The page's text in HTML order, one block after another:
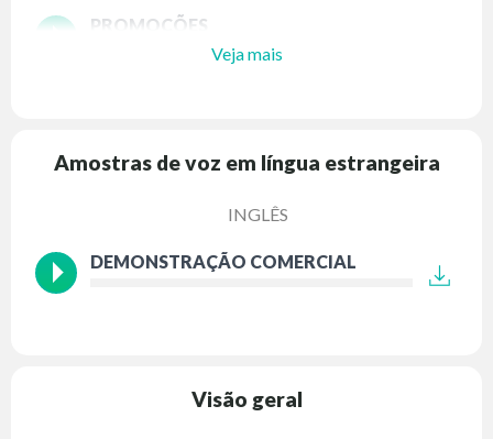
PROMOÇÕES
Veja mais
Amostras de voz em língua estrangeira
INGLÊS
DEMONSTRAÇÃO COMERCIAL
Visão geral